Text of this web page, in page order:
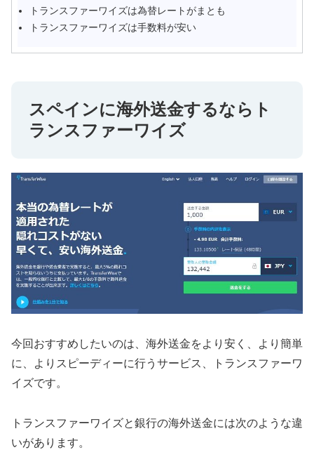
トランスファーワイズは為替レートがまとも
トランスファーワイズは手数料が安い
スペインに海外送金するならト
ランスファーワイズ
今回おすすめしたいのは、海外送金をより安く、より簡単
に、よりスピーディーに行うサービス、トランスファーワ
イズです。
トランスファーワイズと銀行の海外送金には次のような違
いがあります。